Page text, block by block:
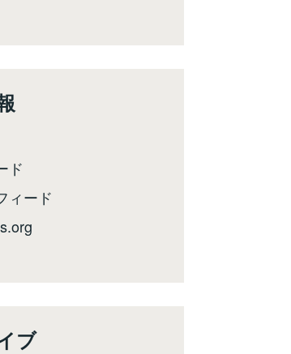
ド
ィード
ブ